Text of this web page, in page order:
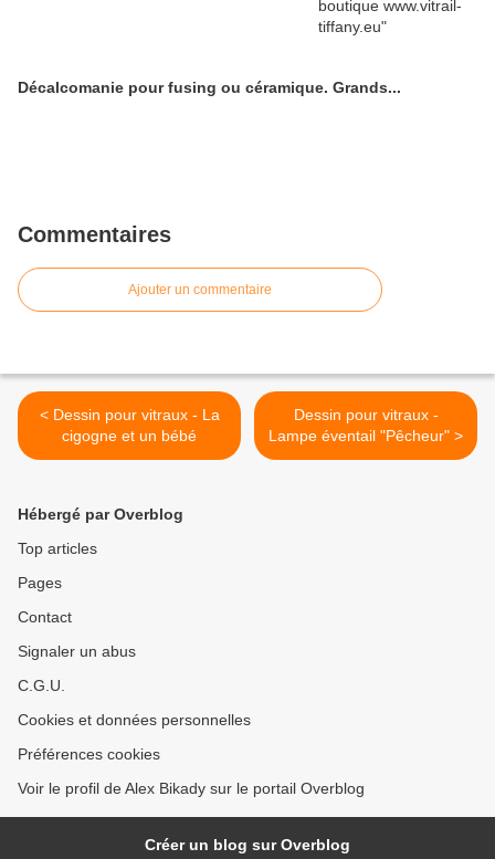
Décalcomanie pour fusing ou céramique. Grands...
Commentaires
Ajouter un commentaire
< Dessin pour vitraux - La
cigogne et un bébé
Dessin pour vitraux -
Lampe éventail "Pêcheur" >
Hébergé par Overblog
Top articles
Pages
Contact
Signaler un abus
C.G.U.
Cookies et données personnelles
Préférences cookies
Voir le profil de Alex Bikady sur le portail Overblog
Créer un blog sur Overblog